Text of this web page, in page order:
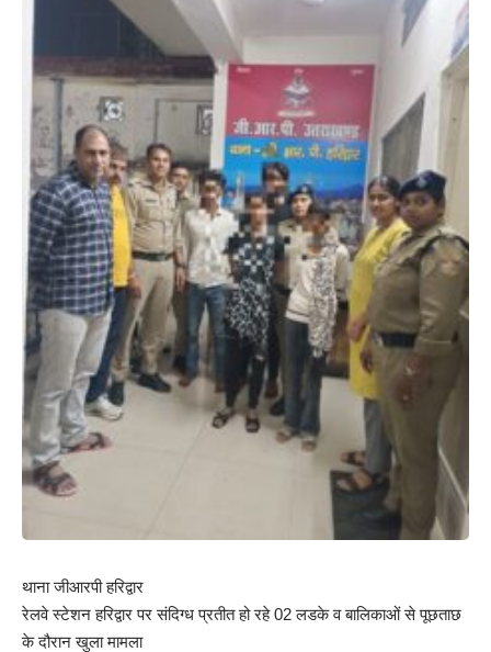
थाना जीआरपी हरिद्वार
रेलवे स्टेशन हरिद्वार पर संदिग्ध प्रतीत हो रहे 02 लडके व बालिकाओं से पूछताछ
के दौरान खुला मामला